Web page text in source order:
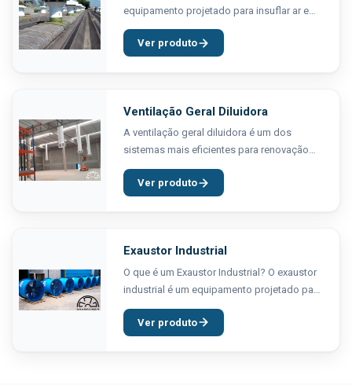
equipamento projetado para insuflar ar em
ambientes fechados de forma controlada e
uniforme. Ele é instalado no telhado da
Ver produto
Ventilação Geral Diluidora
A ventilação geral diluidora é um dos
sistemas mais eficientes para renovação
do ar em ambientes industriais. Diferente
da ventilação local exaustora, que captura
Ver produto
Exaustor Industrial
O que é um Exaustor Industrial? O exaustor
industrial é um equipamento projetado para
remover ar contaminado, fumaças, vapores,
gases e partículas sólidas do ambiente de
Ver produto